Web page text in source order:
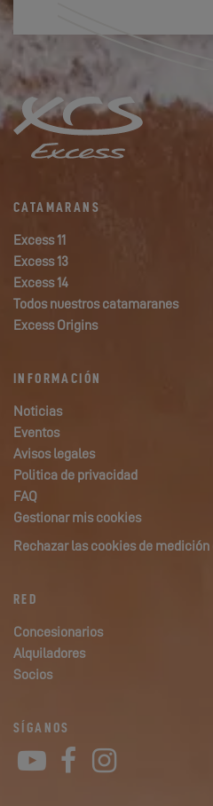
CATAMARANS
Excess 11
Excess 13
Excess 14
Todos nuestros catamaranes
Excess Origins
INFORMACIÓN
Noticias
Eventos
Avisos legales
Politica de privacidad
FAQ
Gestionar mis cookies
Rechazar las cookies de
RED
Concesionarios
Alquiladores
Socios
SÍGANOS
YouTube
Facebook
Instagram